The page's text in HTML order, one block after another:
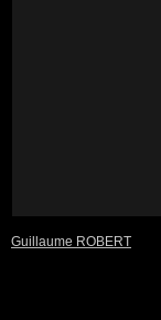
Guillaume ROBERT